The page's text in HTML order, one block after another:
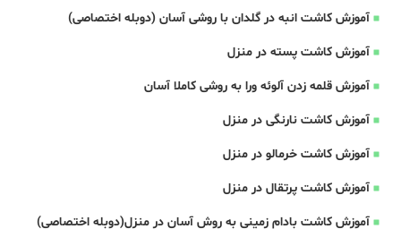
آموزش کاشت انبه در گلدان با روشی آسان (دوبله اختصاصی)
آموزش کاشت پسته در منزل
آموزش قلمه زدن آلوئه ورا به روشی کاملا آسان
آموزش کاشت نارنگی در منزل
آموزش کاشت خرمالو در منزل
آموزش کاشت پرتقال در منزل
آموزش کاشت بادام زمینی به روش آسان در منزل(دوبله اختصاصی)